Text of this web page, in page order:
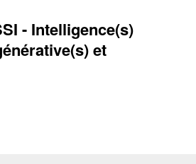
- Intelligence(s)
et